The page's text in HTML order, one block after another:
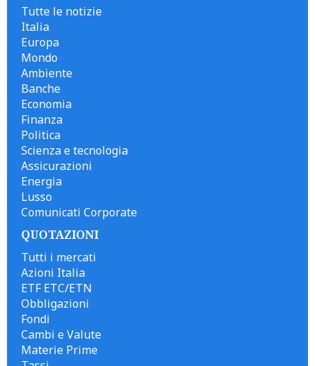
Tutte le notizie
Italia
Europa
Mondo
Ambiente
Banche
Economia
Finanza
Politica
Scienza e tecnologia
Assicurazioni
Energia
Lusso
Comunicati Corporate
QUOTAZIONI
Tutti i mercati
Azioni Italia
ETF ETC/ETN
Obbligazioni
Fondi
Cambi e Valute
Materie Prime